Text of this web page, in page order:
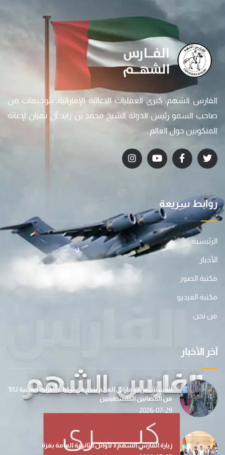
الفارس الشهم، كبرى العمليات الاغاثية الإماراتية، بتوجيهات من
صاحب السمو رئيس الدولة الشيخ محمد بن زايد آل نهيان لإغاثة
المنكوبين حول العالم
روابط سريعة
الرئيسية
الأخبار
مكتبة الصور
مكتبة الفيديو
من نحن
آخر الأخبار
المستشفى الإماراتي العائم ينجح في تركيب أطراف صناعية لـ51
من المصابين الفلسطينيين
2026-07-29
زيارة الفارس الشهم 3 لأوائل الثانوية العامة بغزة